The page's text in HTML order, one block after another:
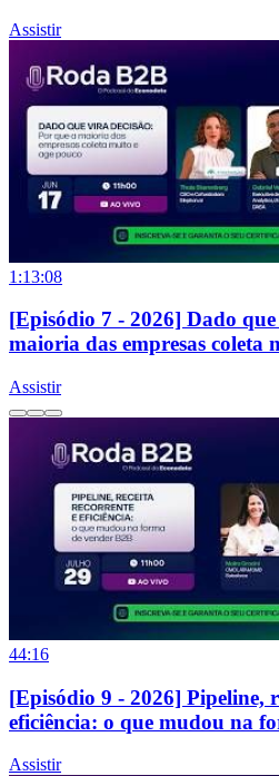
Assistir
1:13:08
[Episódio 7 - 2026] Dado
maioria das empresas coleta
Assistir
44:16
[Episódio 9 - 2026] Pipeline,
eficiência: o que mudou na
Assistir